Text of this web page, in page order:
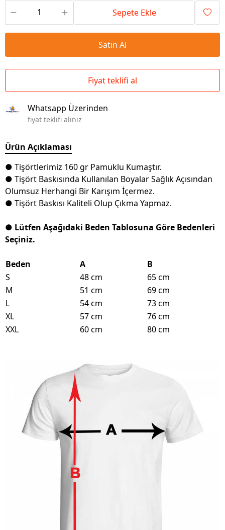
Sepete Ekle
Satın Al
Fiyat teklifi al
Whatsapp Üzerinden
fiyat teklifi alınız
Ürün Açıklaması
● Tişörtlerimiz 160 gr Pamuklu Kumaştır.
● Tişört Baskısında Kullanılan Boyalar Sağlık Açısından
Olumsuz Herhangi Bir Karışım İçermez.
● Tişört Baskısı Kaliteli Olup Çıkma Yapmaz.
● Lütfen Aşağıdaki Beden Tablosuna Göre Bedenleri
Seçiniz.
Beden A
B
S
48 cm
65 cm
M
51 cm
69 cm
L
54 cm
73 cm
XL
57 cm
76 cm
XXL
60 cm 80 cm